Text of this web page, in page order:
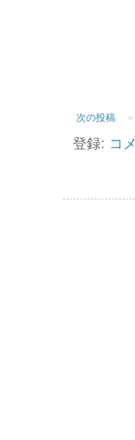
次の投稿
登録: コ